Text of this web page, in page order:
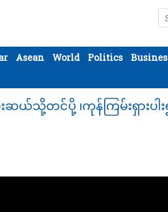
Asean World Politics
၊သုံးဆယ်သို့တင်ပို့ ၊ကုန်ကြမ်းရှာ